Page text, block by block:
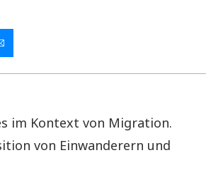
im Kontext von Migration.
von Einwanderern und